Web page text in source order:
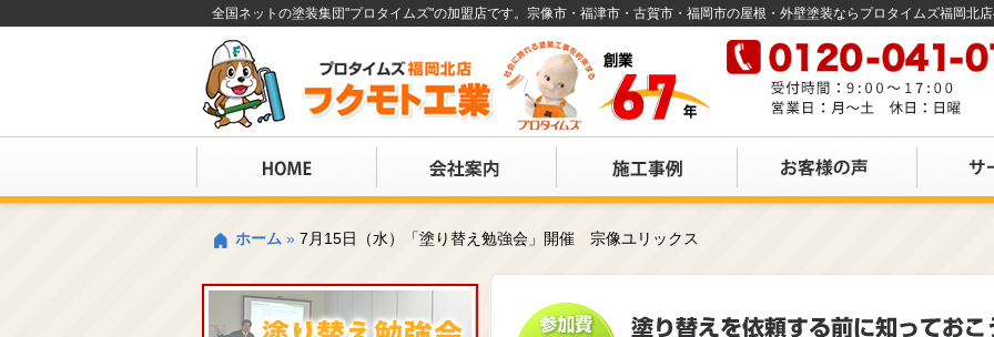
全国ネットの塗装集団"プロタイムズ"の加盟店です。宗像市・福津市・古賀市・福岡市の屋根・外壁塗装ならプロタイムズ福岡北
ホーム » 7月15日（水）「塗り替え勉強会」開催 宗像ユリックス